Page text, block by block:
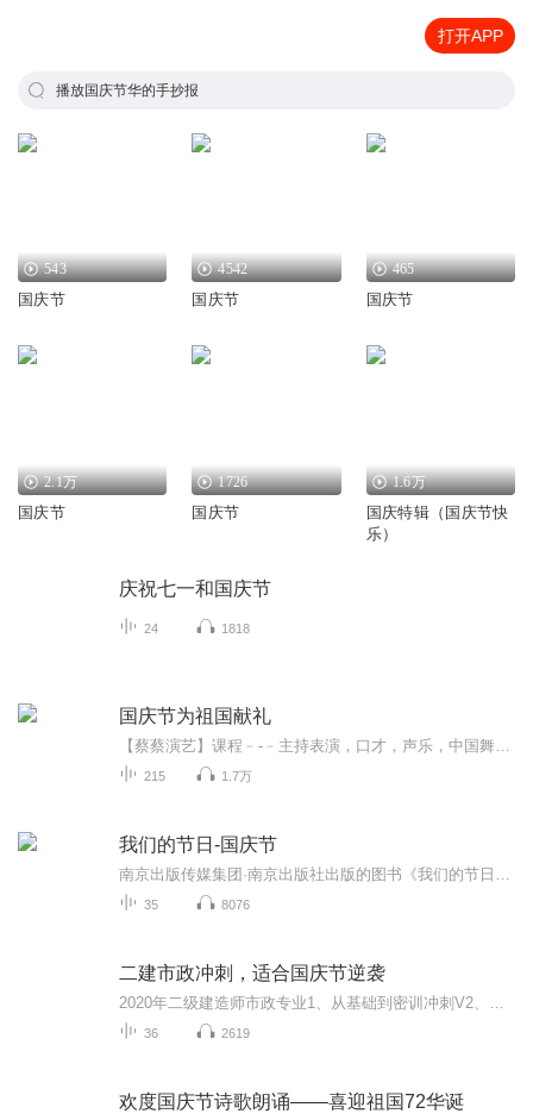
打开APP
播放国庆节华的手抄报
543
国庆节
4542
国庆节
465
国庆节
2.1万
国庆节
1726
国庆节
1.6万
国庆特辑（国庆节快
乐）
庆祝七一和国庆节
24 1818
国庆节为祖国献礼
215 1.7万
我们的节日-国庆节
35 8076
二建市政冲刺，适合国庆节逆袭
36 2619
欢度国庆节诗歌朗诵——喜迎祖国72华诞